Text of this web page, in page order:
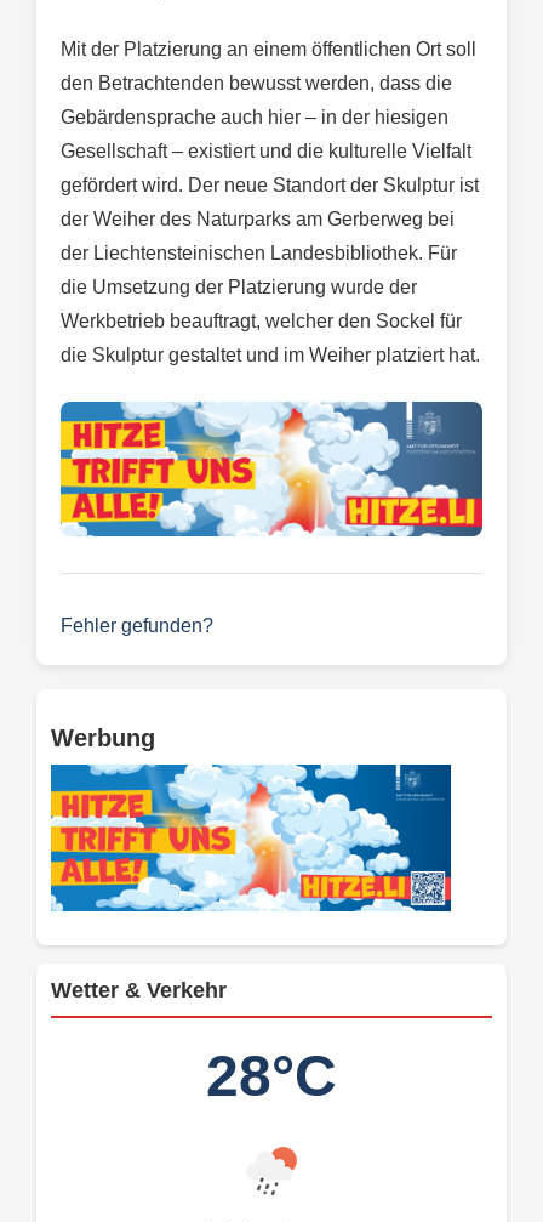
Mit der Platzierung an einem öffentlichen Ort soll
den Betrachtenden bewusst werden, dass die
Gebärdensprache auch hier – in der hiesigen
Gesellschaft – existiert und die kulturelle Vielfalt
gefördert wird. Der neue Standort der Skulptur ist
der Weiher des Naturparks am Gerberweg bei
der Liechtensteinischen Landesbibliothek. Für
die Umsetzung der Platzierung wurde der
Werkbetrieb beauftragt, welcher den Sockel für
die Skulptur gestaltet und im Weiher platziert hat.
Fehler gefunden?
Werbung
Wetter & Verkehr
28°C